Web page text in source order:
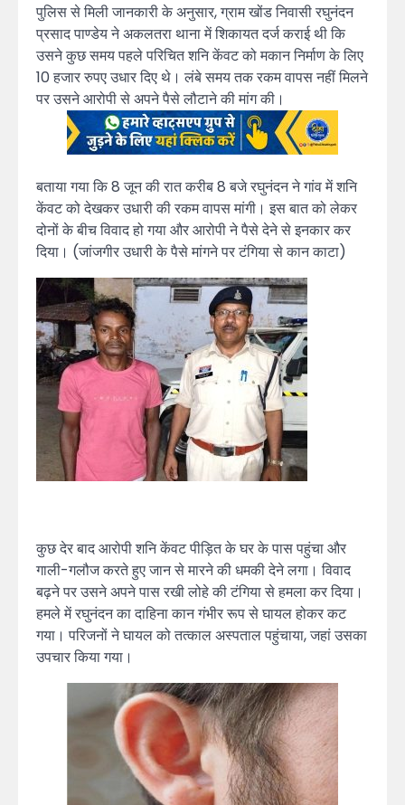
पुलिस से मिली जानकारी के अनुसार, ग्राम खोंड निवासी रघुनंदन
प्रसाद पाण्डेय ने अकलतरा थाना में शिकायत दर्ज कराई थी कि
उसने कुछ समय पहले परिचित शनि केंवट को मकान निर्माण के लिए
10 हजार रुपए उधार दिए थे। लंबे समय तक रकम वापस नहीं मिलने
पर उसने आरोपी से अपने पैसे लौटाने की मांग की।
बताया गया कि 8 जून की रात करीब 8 बजे रघुनंदन ने गांव में शनि
केंवट को देखकर उधारी की रकम वापस मांगी। इस बात को लेकर
दोनों के बीच विवाद हो गया और आरोपी ने पैसे देने से इनकार कर
दिया। (जांजगीर उधारी के पैसे मांगने पर टंगिया से कान काटा)
कुछ देर बाद आरोपी शनि केंवट पीड़ित के घर के पास पहुंचा और
गाली-गलौज करते हुए जान से मारने की धमकी देने लगा। विवाद
बढ़ने पर उसने अपने पास रखी लोहे की टंगिया से हमला कर दिया।
हमले में रघुनंदन का दाहिना कान गंभीर रूप से घायल होकर कट
गया। परिजनों ने घायल को तत्काल अस्पताल पहुंचाया, जहां उसका
उपचार किया गया।